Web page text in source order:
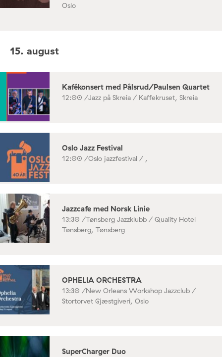
Oslo
15. august
Kafékonsert med Pålsrud/Paulsen Quartet
12:00 /Jazz på Skreia / Kaffekruset, Skreia
Oslo Jazz Festival
12:00 /Oslo jazzfestival / ,
Jazzcafe med Norsk Linie
13:30 /Tønsberg Jazzklubb / Quality Hotel
Tønsberg, Tønsberg
OPHELIA ORCHESTRA
13:30 /New Orleans Workshop Jazzclub /
Stortorvet Gjæstgiveri, Oslo
SuperCharger Duo